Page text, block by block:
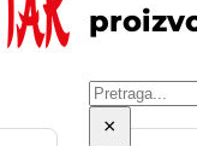
Pretraga
×